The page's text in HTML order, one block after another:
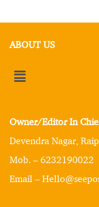
ABOUT US
Owner/Editor In
Devendra Nagar,
Mob. – 6232190022
Email –